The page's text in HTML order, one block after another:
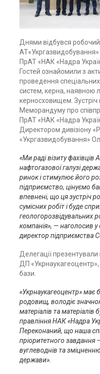
Днями відбувся робочий
АТ«Укргазвидобування»
ПрАТ «НАК «Надра
Гостей ознайомили з
проведення
систем, керна, наявною
керносховищем.
Меморандуму про
ПрАТ «НАК «Надра
Директором дивізіону
«Укргазвидобування»
«Ми раді візиту фахівців
нафтогазової галузі
ринок і стимулює його
підприємство, цінуємо
впевнені, що ця зустріч
сумісних робіт і буде
геологорозвідувальних
компанія», — наголосив у
директор підприємства
Делегації
ДП
бази.
«Укрнаукагеоцентр»має
родовищ, володіє
матеріалів та
правління НАК «Надра
Переконаний, що наша
пріоритетного
вуглеводнів та
держави».